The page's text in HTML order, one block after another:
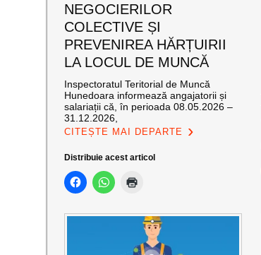
NEGOCIERILOR
COLECTIVE ȘI
PREVENIREA HĂRȚUIRII
LA LOCUL DE MUNCĂ
Inspectoratul Teritorial de Muncă
Hunedoara informează angajatorii și
salariații că, în perioada 08.05.2026 –
31.12.2026,
CITEȘTE MAI DEPARTE
Distribuie acest articol